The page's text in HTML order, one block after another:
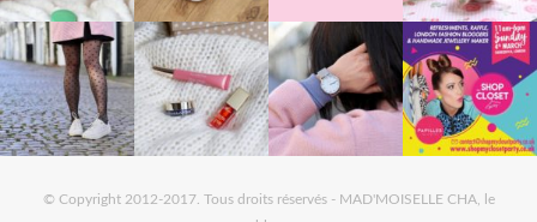
© Copyright 2012-2017. Tous droits réservés - MAD'MOISELLE CHA, le